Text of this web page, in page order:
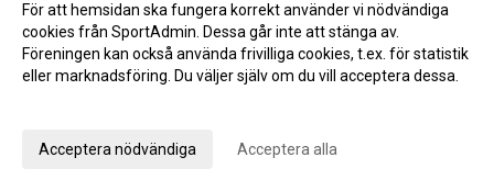
Ribba ut för TG&IF i Vårgårda 2022-05-26 15:34
Inför: Vårgårda IK – TG&IF 2022-05-26 10:16
I sommar blir det comeback för Camp Ulvesborg 2022-05-23 16:14
För att hemsidan ska fungera korrekt använder vi nödvändiga
cookies från SportAdmin. Dessa går inte att stänga av.
Föreningen kan också använda frivilliga cookies, t.ex. för statistik
eller marknadsföring. Du väljer själv om du vill acceptera dessa.
Acceptera nödvändiga Acceptera alla